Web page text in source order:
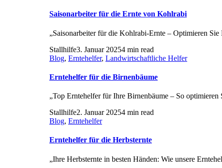
Saisonarbeiter für die Ernte von Kohlrabi
„Saisonarbeiter für die Kohlrabi-Ernte – Optimieren
Stallhilfe3. Januar 20254 min read
Blog, Erntehelfer, Landwirtschaftliche Helfer
Erntehelfer für die Birnenbäume
„Top Erntehelfer für Ihre Birnenbäume – So
Stallhilfe2. Januar 20254 min read
Blog, Erntehelfer
Erntehelfer für die Herbsternte
„Ihre Herbsternte in besten Händen: Wie unsere